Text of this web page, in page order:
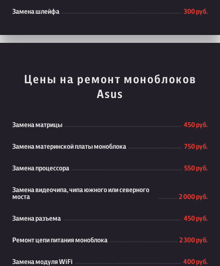
Замена шлейфа 300 руб.
Цены на ремонт моноблоков
Asus
Замена матрицы 450 руб.
Замена материнской платы моноблока 750 руб.
Замена процессора 550 руб.
Замена видеочипа, чипа южного или северного
моста
2 000 руб.
Замена разъема 450 руб.
Ремонт цепи питания моноблока 2 300 руб.
Замена модуля WiFi 400 руб.